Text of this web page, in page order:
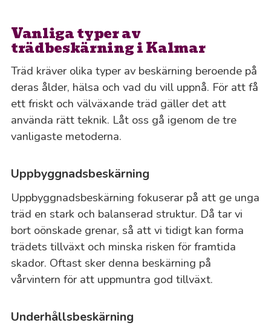
Vanliga typer av
trädbeskärning i Kalmar
Träd kräver olika typer av beskärning beroende på
deras ålder, hälsa och vad du vill uppnå. För att få
ett friskt och välväxande träd gäller det att
använda rätt teknik. Låt oss gå igenom de tre
vanligaste metoderna.
Uppbyggnadsbeskärning
Uppbyggnadsbeskärning fokuserar på att ge unga
träd en stark och balanserad struktur. Då tar vi
bort oönskade grenar, så att vi tidigt kan forma
trädets tillväxt och minska risken för framtida
skador. Oftast sker denna beskärning på
vårvintern för att uppmuntra god tillväxt.
Underhållsbeskärning